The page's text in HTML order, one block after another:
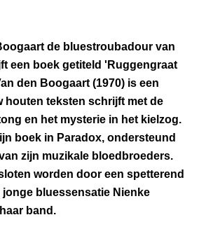
de bluestroubadour van
een boek getiteld 'Ruggengraat
den Boogaart (1970) is een
houten teksten schrijft met de
en het mysterie in het kielzog.
boek in Paradox, ondersteund
zijn muzikale bloedbroeders.
worden door een spetterend
bluessensatie Nienke
band.